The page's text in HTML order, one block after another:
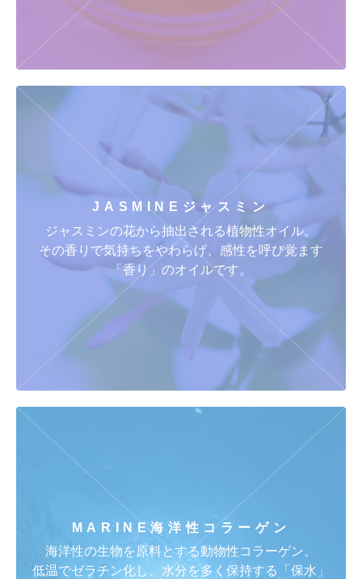
JASMINE ジャスミン
ジャスミンの花から抽出される植物性オイル。
その香りで気持ちをやわらげ、感性を呼び覚ます
「香り」のオイルです。
MARINE海洋性コラーゲン
海洋性の生物を原料とする動物性コラーゲン。
低温でゼラチン化し、水分を多く保持する「保水」